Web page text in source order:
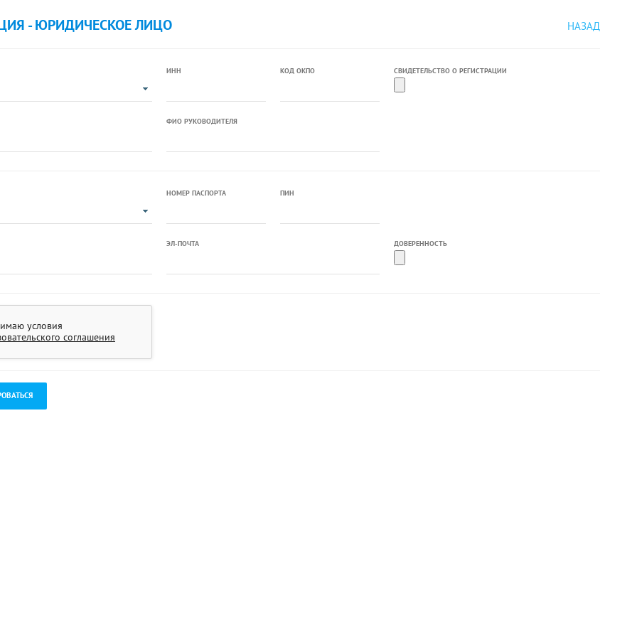
- ЮРИДИЧЕСКОЕ ЛИЦО НАЗАД
ИНН КОД ОКПО СВИДЕТЕЛЬСТВО О РЕГИСТРАЦИИ
ФИО РУКОВОДИТЕЛЯ
НОМЕР ПАСПОРТА ПИН
ЭЛ-ПОЧТА ДОВЕРЕННОСТЬ
условия
соглашения